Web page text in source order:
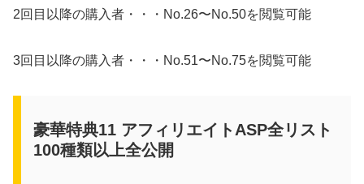
2回目以降の購入者・・・No.26〜No.50を閲覧可能
3回目以降の購入者・・・No.51〜No.75を閲覧可能
豪華特典11 アフィリエイトASP全リスト
100種類以上全公開